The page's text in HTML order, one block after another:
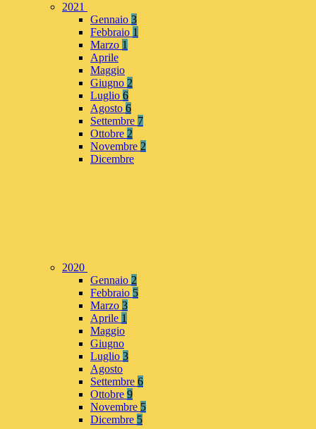
2021
Gennaio 3
Febbraio 1
Marzo 1
Aprile
Maggio
Giugno 2
Luglio 6
Agosto 6
Settembre 7
Ottobre 2
Novembre 2
Dicembre
2020
Gennaio 2
Febbraio 5
Marzo 3
Aprile 1
Maggio
Giugno
Luglio 3
Agosto
Settembre 6
Ottobre 9
Novembre 5
Dicembre 5